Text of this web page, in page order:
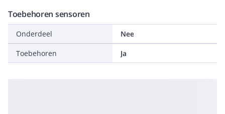
Toebehoren sensoren
Onderdeel Nee
Toebehoren Ja